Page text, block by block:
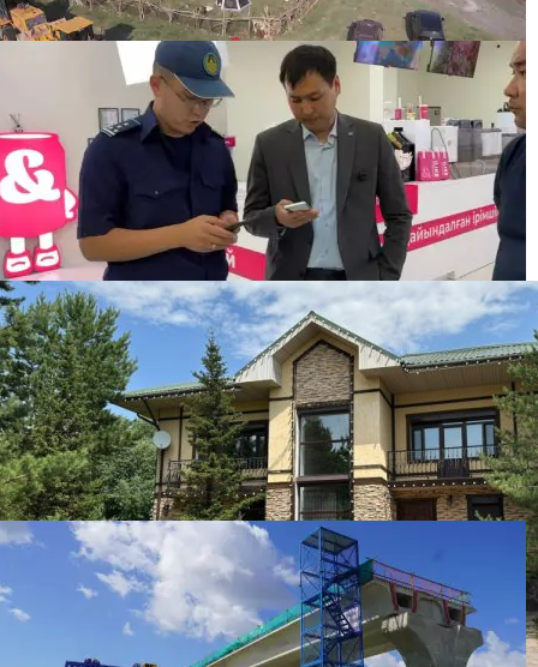
спецоперация АФМ и КНБ: в
области задержали 13 человек
оштрафовали на 86 500 тенге за
раздачу мороженого детям